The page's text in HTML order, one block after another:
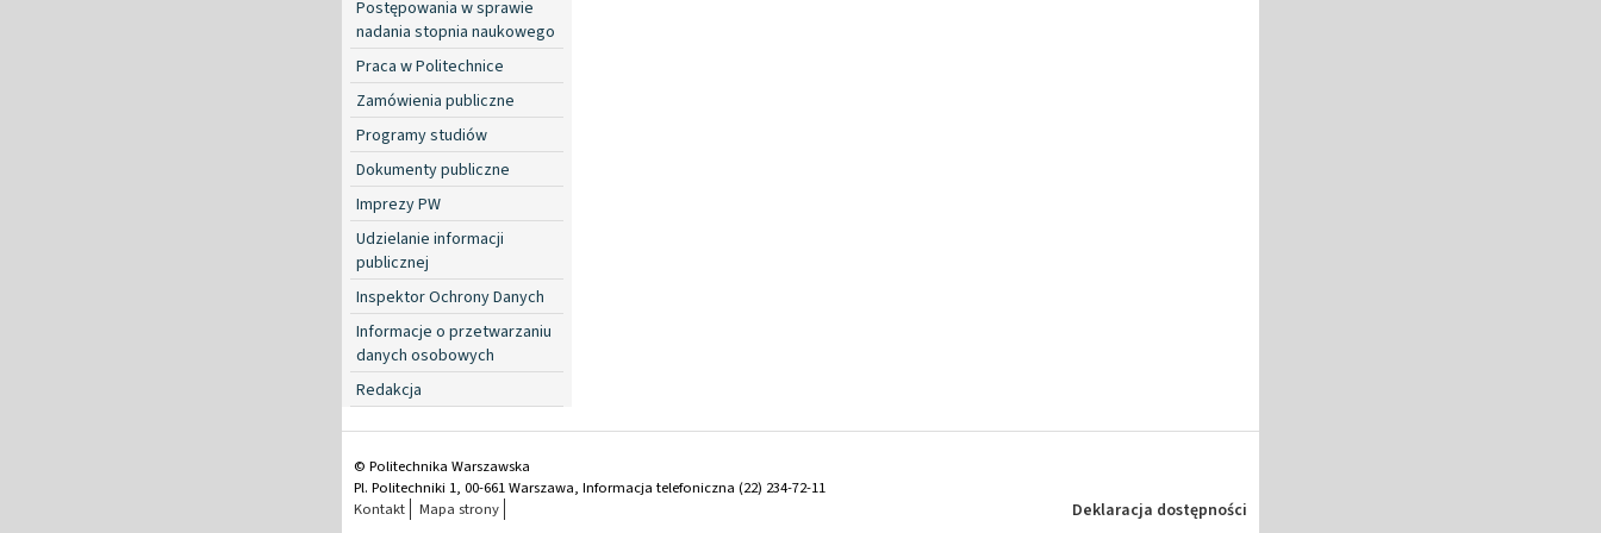
Postępowania w sprawie
nadania stopnia naukowego
Praca w Politechnice
Zamówienia publiczne
Programy studiów
Dokumenty publiczne
Imprezy PW
Udzielanie informacji
publicznej
Inspektor Ochrony Danych
Informacje o przetwarzaniu
danych osobowych
Redakcja
© Politechnika Warszawska
Pl. Politechniki 1, 00-661 Warszawa, Informacja telefoniczna (22) 234-72-11
Kontakt
Mapa strony Deklaracja dostępności